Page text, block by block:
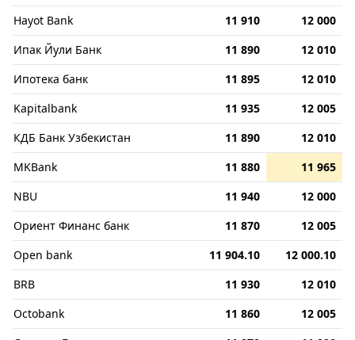
Hayot Bank
11 910
12 000
Ипак Йули Банк
11 890
12 010
Ипотека банк
11 895
12 010
Kapitalbank
11 935
12 005
КДБ Банк Узбекистан
11 890
12 010
MKBank
11 880
11 965
NBU
11 940
12 000
Ориент Финанс банк
11 870
12 005
Open bank
11 904.10
12 000.10
BRB
11 930
12 010
Octobank
11 860
12 005